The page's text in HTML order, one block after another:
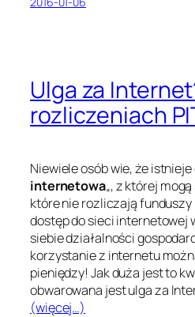
Ulga za
rozliczeniach
Niewiele osób wie, że istnieje
internetowa„, z której
które nie rozliczają
dostęp do sieci internetowej
siebie działalności
korzystanie z internetu
pieniędzy! Jak duża jest to
obwarowana jest ulga za
(więcej…)